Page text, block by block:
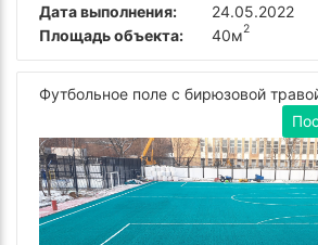
Дата выполнения:
24.05.2022
Площадь объекта:
40м2
Футбольное поле с бирюзовой